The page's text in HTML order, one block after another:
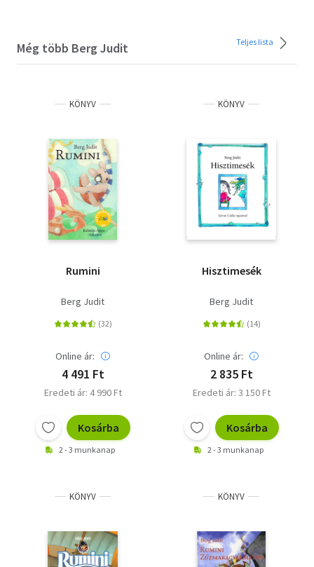
Még több Berg Judit Teljes lista
KÖNYV
Rumini
Berg Judit
Online ár:
4 491 Ft
Eredeti ár: 4 990 Ft
Kosárba
2 - 3 munkanap
KÖNYV
Hisztimesék
Berg Judit
Online ár:
2 835 Ft
Eredeti ár: 3 150 Ft
Kosárba
2 - 3 munkanap
KÖNYV KÖNYV